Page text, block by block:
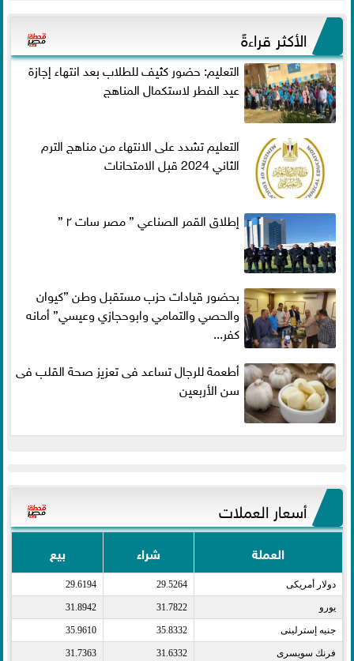
الأكثر قراءةً
التعليم: حضور كثيف للطلاب بعد انتهاء إجازة
عيد الفطر لاستكمال المناهج
التعليم تشدد على الانتهاء من مناهج الترم
الثاني 2024 قبل الامتحانات
إطلاق القمر الصناعي ” مصر سات ٢ ”
بحضور قيادات حزب مستقبل وطن ”كيوان
والحصي والتمامي وابوحجازي وعيسي” أمانه
كفر...
أطعمة للرجال تساعد فى تعزيز صحة القلب فى
سن الأربعين
أسعار العملات
العملة شراء بيع
دولار أمريكى​ 29.5264
29.6194
يورو​ 31.7822
31.8942
جنيه إسترلينى​ 35.8332
35.9610
فرنك سويسرى​ 31.6332
31.7363